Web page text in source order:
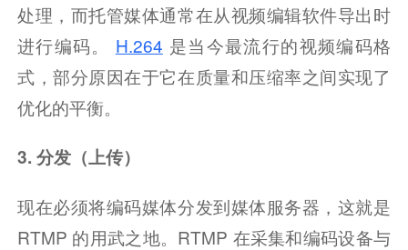
处理，而托管媒体通常在从视频编辑软件导出时
进行编码。
H.264 是当今最流行的视频编码格
式，部分原因在于它在质量和压缩率之间实现了
优化的平衡。
3. 分发（上传）
现在必须将编码媒体分发到媒体服务器，这就是
RTMP 的用武之地。RTMP 在采集和编码设备与